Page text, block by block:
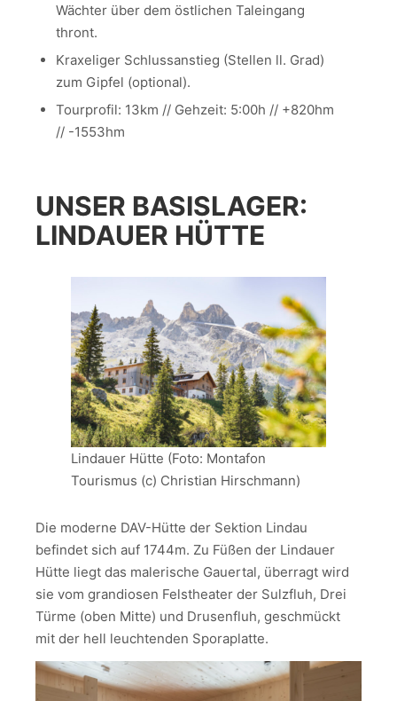
Wächter über dem östlichen Taleingang
thront.
Kraxeliger Schlussanstieg (Stellen ll. Grad)
zum Gipfel (optional).
Tourprofil: 13km // Gehzeit: 5:00h // +820hm
// -1553hm
UNSER BASISLAGER:
LINDAUER HÜTTE
Lindauer Hütte (Foto: Montafon
Tourismus (c) Christian Hirschmann)
Die moderne DAV-Hütte der Sektion Lindau
befindet sich auf 1744m. Zu Füßen der Lindauer
Hütte liegt das malerische Gauertal, überragt wird
sie vom grandiosen Felstheater der Sulzfluh, Drei
Türme (oben Mitte) und Drusenfluh, geschmückt
mit der hell leuchtenden Sporaplatte.